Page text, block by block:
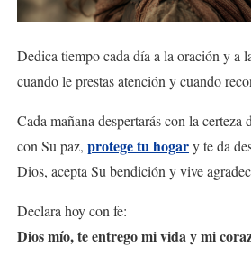
Dedica tiempo cada día a la oración y a
cuando le prestas atención y cuando
Cada mañana despertarás con la
con Su paz, protege tu hogary te da
Dios, acepta Su bendición y vive
Declara hoy con fe:
Dios mío, te entrego mi vida y mi